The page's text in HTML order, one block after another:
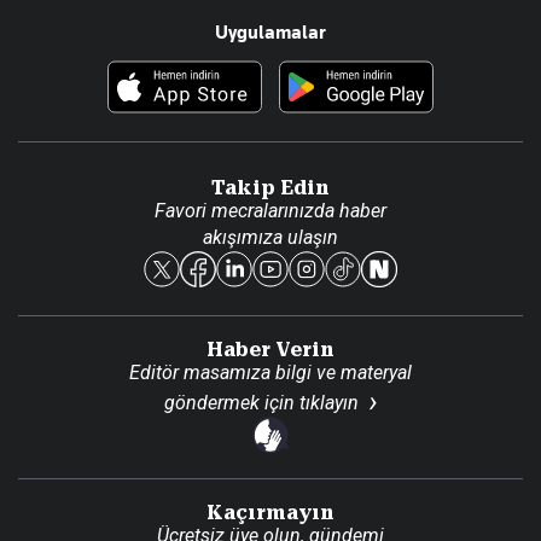
Foto Haber
Künye
Reklam Ver
Uygulamalar
Takip Edin
Favori mecralarınızda haber
akışımıza ulaşın
Haber Verin
Editör masamıza bilgi ve materyal
göndermek için tıklayın
Kaçırmayın
Ücretsiz üye olun, gündemi